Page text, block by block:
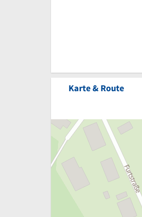
Karte & Route